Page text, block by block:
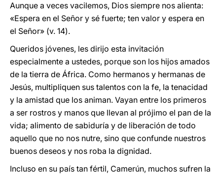
Aunque a veces vacilemos, Dios siempre nos alienta:
«Espera en el Señor y sé fuerte; ten valor y espera en
el Señor» (v. 14).
Queridos jóvenes, les dirijo esta invitación
especialmente a ustedes, porque son los hijos amados
de la tierra de África. Como hermanos y hermanas de
Jesús, multipliquen sus talentos con la fe, la tenacidad
y la amistad que los animan. Vayan entre los primeros
a ser rostros y manos que llevan al prójimo el pan de la
vida; alimento de sabiduría y de liberación de todo
aquello que no nos nutre, sino que confunde nuestros
buenos deseos y nos roba la dignidad.
Incluso en su país tan fértil, Camerún, muchos sufren la